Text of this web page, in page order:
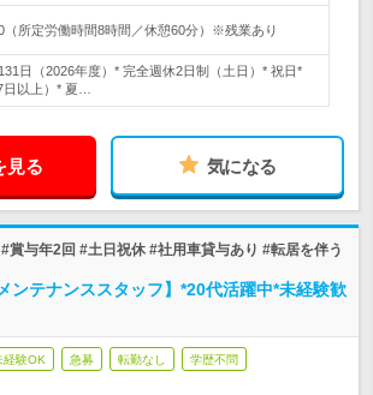
（所定労働時間8時間／休憩60分）※残業あり
日（2026年度）* 完全週休2日制（土日）* 祝日*
以上）* 夏…
見る 気になる
賞与年2回 #土日祝休 #社用車貸与あり #転居を伴う
ンテナンススタッフ】*20代活躍中*未経験歓
経験OK 急募 転勤なし 学歴不問